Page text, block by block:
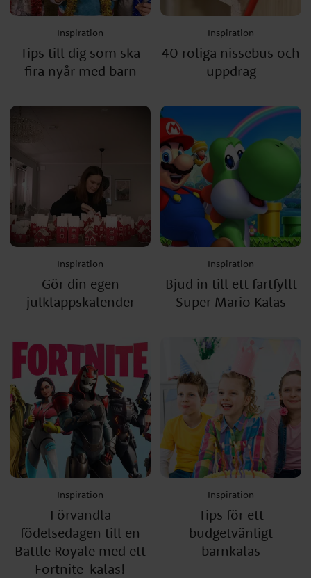
Inspiration
Tips till dig som ska
fira nyår med barn
Inspiration
40 roliga nissebus och
uppdrag
Inspiration
Gör din egen
julklappskalender
Inspiration
Bjud in till ett fartfyllt
Super Mario Kalas
Inspiration
Förvandla
födelsedagen till en
Battle Royale med ett
Fortnite-kalas!
Inspiration
Tips för ett
budgetvänligt
barnkalas